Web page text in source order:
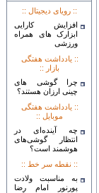
:: رويای ديجيتال ::
افزایش کارایی
ابزارک های همراه
ورزشی
:: يادداشت هفتگی
بازار ::
چرا گوشی های
چینی ارزان هستند؟
:: يادداشت هفتگی
موبايل ::
چه آینده‌ای در
انتظار گوشی‌های
هوشمند است؟
:: نقطه سر خط ::
به مناسبت ولادت
پورنور امام رضا